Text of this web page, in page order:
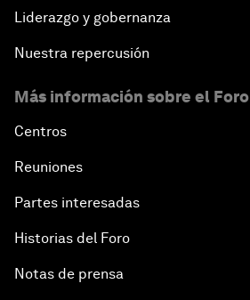
Liderazgo y gobernanza
Nuestra repercusión
Más información sobre el Foro
Centros
Reuniones
Partes interesadas
Historias del Foro
Notas de prensa